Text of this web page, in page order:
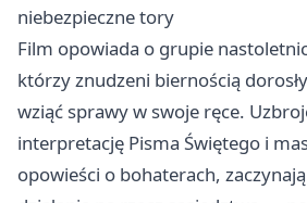
niebezpieczne tory
Film opowiada o grupie
którzy znudzeni biernością
wziąć sprawy w swoje ręce.
interpretację Pisma Świętego i
opowieści o bohaterach,